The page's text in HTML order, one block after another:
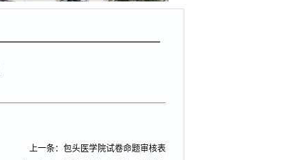
上一条： 包头医学院试卷命题审核表